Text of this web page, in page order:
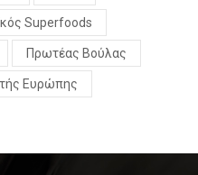
Superfoods
Πρωτέας Βούλας
Ευρώπης